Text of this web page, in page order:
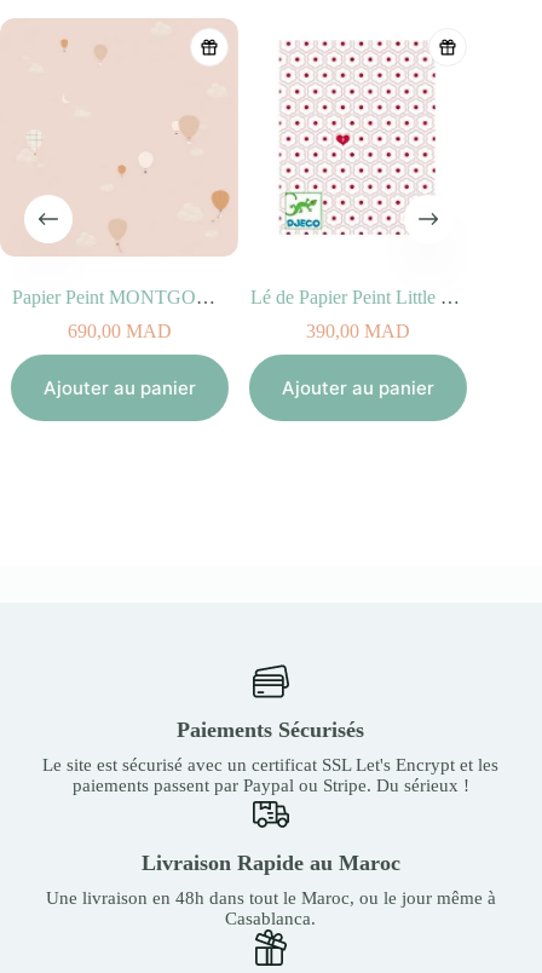
Papier Peint MONTGOLFIERES
690,00MAD
Ajouter au panier
Lé de Papier Peint Little Hearts
390,00MAD
Ajouter au panier
Paiements Sécurisés
Le site est sécurisé avec un certificat SSL Let's Encrypt et les
paiements passent par Paypal ou Stripe. Du sérieux !
Livraison Rapide au Maroc
Une livraison en 48h dans tout le Maroc, ou le jour même à
Casablanca.